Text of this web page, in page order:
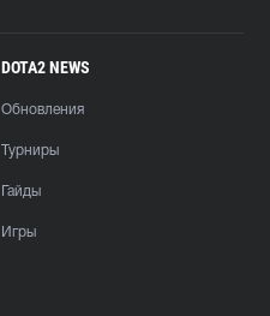
DOTA2 NEWS
Обновления
Турниры
Гайды
Игры